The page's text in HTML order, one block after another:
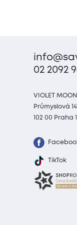
02 2092
VIOLET
Průmyslová
102 00 Praha
TikTok